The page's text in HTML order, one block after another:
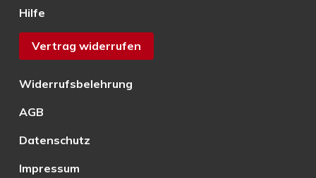
Hilfe
Vertrag widerrufen
Widerrufsbelehrung
AGB
Datenschutz
Impressum